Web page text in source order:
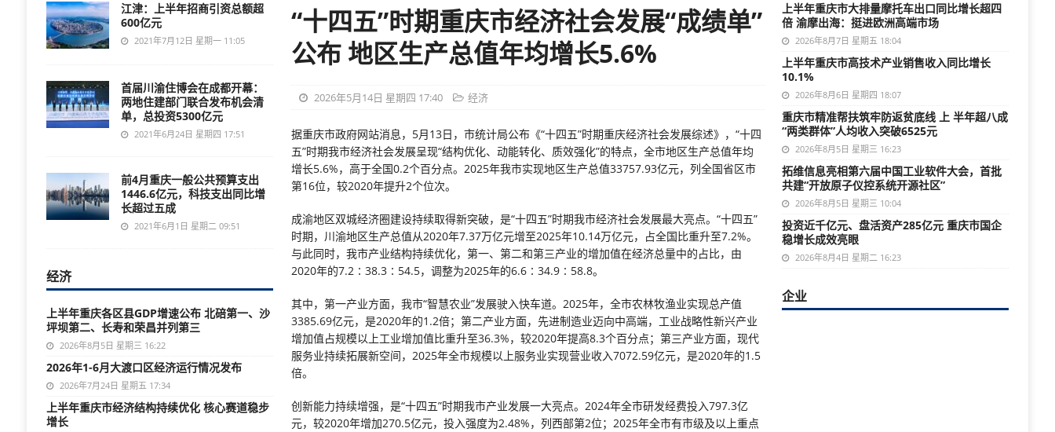
“十四五”时期重庆市经济社会发展“成绩单”
公布 地区生产总值年均增长5.6%
2026年5月14日 星期四 17:40 经济
据重庆市政府网站消息，5月13日，市统计局公布《“十四五”时期重庆经济社会发展综述》，“十四
五”时期我市经济社会发展呈现“结构优化、动能转化、质效强化”的特点，全市地区生产总值年均
增长5.6%，高于全国0.2个百分点。2025年我市实现地区生产总值33757.93亿元，列全国省区市
第16位，较2020年提升2个位次。
成渝地区双城经济圈建设持续取得新突破，是“十四五”时期我市经济社会发展最大亮点。“十四五”
时期，川渝地区生产总值从2020年7.37万亿元增至2025年10.14万亿元，占全国比重升至7.2%。
与此同时，我市产业结构持续优化，第一、第二和第三产业的增加值在经济总量中的占比，由
2020年的7.2∶38.3∶54.5，调整为2025年的6.6∶34.9∶58.8。
其中，第一产业方面，我市“智慧农业”发展驶入快车道。2025年，全市农林牧渔业实现总产值
3385.69亿元，是2020年的1.2倍；第二产业方面，先进制造业迈向中高端，工业战略性新兴产业
增加值占规模以上工业增加值比重升至36.3%，较2020年提高8.3个百分点；第三产业方面，现代
服务业持续拓展新空间，2025年全市规模以上服务业实现营业收入7072.59亿元，是2020年的1.5
倍。
创新能力持续增强，是“十四五”时期我市产业发展一大亮点。2024年全市研发经费投入797.3亿
元，较2020年增加270.5亿元，投入强度为2.48%，列西部第2位；2025年全市有市级及以上重点
江津：上半年招商引资总额超
600亿元
2021年7月12日 星期一 11:05
首届川渝住博会在成都开幕：
两地住建部门联合发布机会清
单，总投资5300亿元
2021年6月24日 星期四 17:51
前4月重庆一般公共预算支出
1446.6亿元，科技支出同比增
长超过五成
2021年6月1日 星期二 09:51
经济
上半年重庆各区县GDP增速公布 北碚第一、沙
坪坝第二、长寿和荣昌并列第三
2026年8月5日 星期三 16:22
2026年1-6月大渡口区经济运行情况发布
2026年7月24日 星期五 17:34
上半年重庆市经济结构持续优化 核心赛道稳步
增长
上半年重庆市大排量摩托车出口同比增长超四
倍 渝摩出海：挺进欧洲高端市场
2026年8月7日 星期五 18:04
上半年重庆市高技术产业销售收入同比增长
10.1%
2026年8月6日 星期四 18:07
重庆市精准帮扶筑牢防返贫底线 上 半年超八成
“两类群体”人均收入突破6525元
2026年8月5日 星期三 16:23
拓维信息亮相第六届中国工业软件大会，首批
共建“开放原子仪控系统开源社区”
2026年8月5日 星期三 10:04
投资近千亿元、盘活资产285亿元 重庆市国企
稳增长成效亮眼
2026年8月4日 星期二 16:23
企业